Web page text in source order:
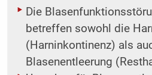
Die
betreffen sowohl die
(Harninkontinenz) als
Blasenentleerung